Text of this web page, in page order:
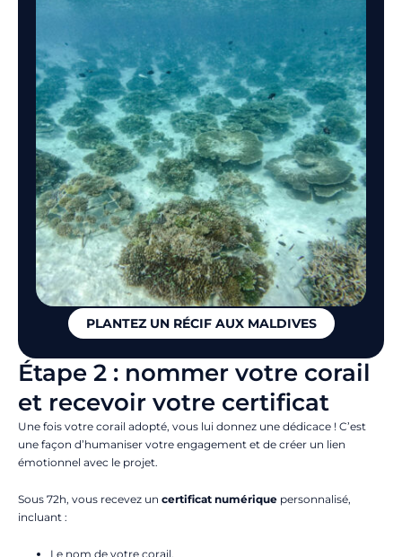
PLANTEZ UN RÉCIF AUX MALDIVES
Étape 2 : nommer votre corail
et recevoir votre certificat
Une fois votre corail adopté, vous lui donnez une dédicace ! C’est
une façon d’humaniser votre engagement et de créer un lien
émotionnel avec le projet.
Sous 72h, vous recevez un certificat numérique personnalisé,
incluant :
Le nom de votre corail,